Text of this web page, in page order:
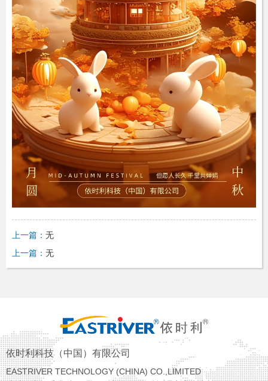
上一篇： 无
上一篇： 无
依时利科技（中国）有限公司
EASTRIVER TECHNOLOGY (CHINA) CO.,LIMITED